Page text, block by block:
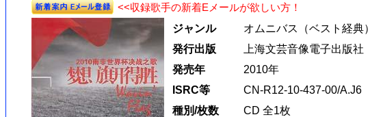
<<収録歌手の新着Eメールが欲しい方！
ジャンル
オムニバス（ベスト経典）
発行出版
上海文芸音像電子出版社
発売年
2010年
ISRC等
CN-R12-10-437-00/A.J6
種別/枚数
CD 全1枚